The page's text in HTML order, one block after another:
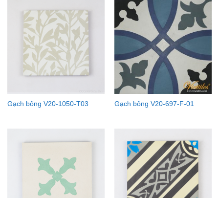
Gạch bông V20-1050-T03 Gạch bông V20-697-F-01